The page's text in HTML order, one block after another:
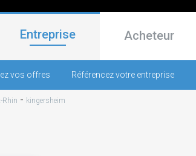
Entreprise Acheteur
vos offres Référencez votre entreprise
Rhin - kingersheim